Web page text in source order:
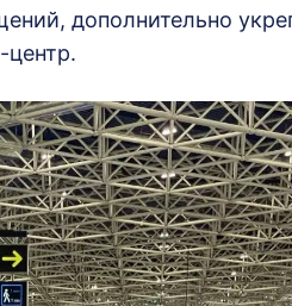
дополнительно